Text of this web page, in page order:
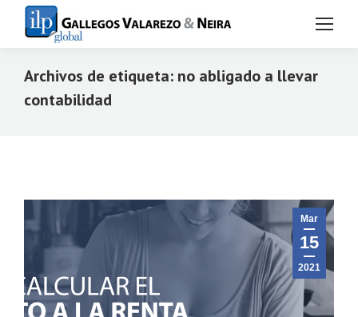
Archivos de etiqueta: no abligado a llevar
contabilidad
Mar
15
2021